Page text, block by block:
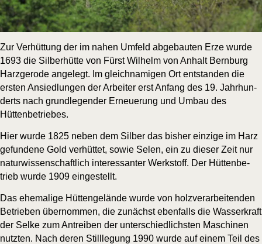
Zur Ver­hüt­tung der im nahen Umfeld abge­bau­ten Erze wur­de
1693 die Sil­ber­hüt­te von Fürst Wil­helm von Anhalt Bern­burg
Harz­ge­ro­de ange­legt. Im gleich­na­mi­gen Ort ent­stan­den die
ers­ten Ansied­lun­gen der Arbei­ter erst Anfang des 19. Jahr­hun­
derts nach grund­le­gen­der Erneue­rung und Umbau des
Hüttenbetriebes.
Hier wur­de 1825 neben dem Sil­ber das bis­her ein­zi­ge im Harz
gefun­de­ne Gold ver­hüt­tet, sowie Selen, ein zu die­ser Zeit nur
natur­wis­sen­schaft­lich inter­es­san­ter Werk­stoff. Der Hüt­ten­be­
trieb wur­de 1909 eingestellt.
Das ehe­ma­li­ge Hüt­ten­ge­län­de wur­de von holz­ver­ar­bei­ten­den
Betrie­ben über­nom­men, die zunächst eben­falls die Was­ser­kraft
der Sel­ke zum Antrei­ben der unter­schied­lichs­ten Maschi­nen
nutz­ten. Nach deren Still­le­gung 1990 wur­de auf einem Teil des